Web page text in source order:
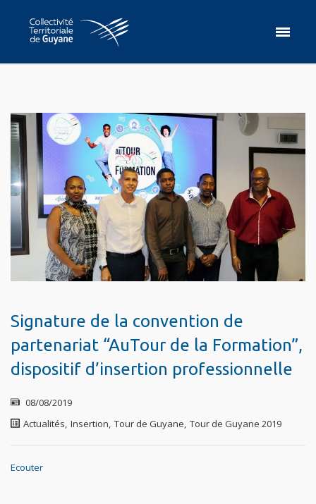
Signature de la convention de
partenariat “AuTour de la Formation”,
dispositif d’insertion professionnelle
08/08/2019
Actualités, Insertion, Tour de Guyane, Tour de Guyane 2019
Ecouter